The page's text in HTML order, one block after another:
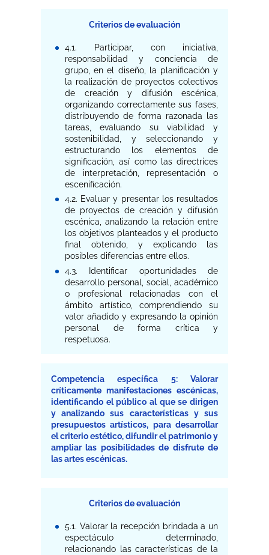
Criterios de evaluación
4.1. Participar, con iniciativa,
responsabilidad y conciencia de
grupo, en el diseño, la planificación y
la realización de proyectos colectivos
de creación y difusión escénica,
organizando correctamente sus fases,
distribuyendo de forma razonada las
tareas, evaluando su viabilidad y
sostenibilidad, y seleccionando y
estructurando los elementos de
significación, así como las directrices
de interpretación, representación o
escenificación.
4.2. Evaluar y presentar los resultados
de proyectos de creación y difusión
escénica, analizando la relación entre
los objetivos planteados y el producto
final obtenido, y explicando las
posibles diferencias entre ellos.
4.3. Identificar oportunidades de
desarrollo personal, social, académico
o profesional relacionadas con el
ámbito artístico, comprendiendo su
valor añadido y expresando la opinión
personal de forma crítica y
respetuosa.
Competencia específica 5: Valorar
críticamente manifestaciones escénicas,
identificando el público al que se dirigen
y analizando sus características y sus
presupuestos artísticos, para desarrollar
el criterio estético, difundir el patrimonio y
ampliar las posibilidades de disfrute de
las artes escénicas.
Criterios de evaluación
5.1. Valorar la recepción brindada a un
espectáculo determinado,
relacionando las características de la